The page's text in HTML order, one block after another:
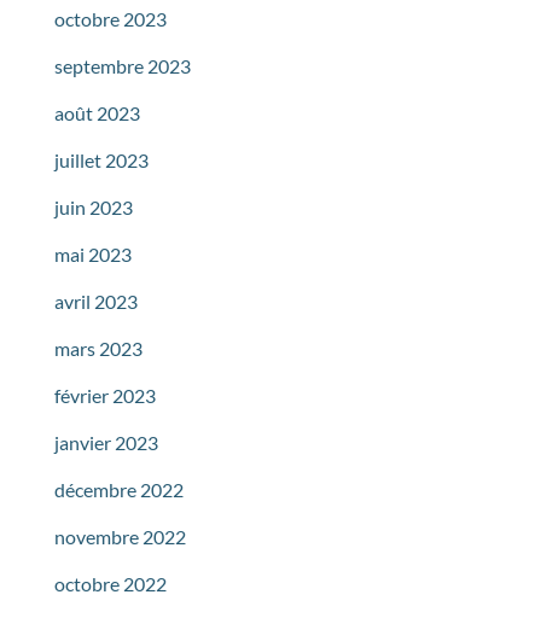
octobre 2023
septembre 2023
août 2023
juillet 2023
juin 2023
mai 2023
avril 2023
mars 2023
février 2023
janvier 2023
décembre 2022
novembre 2022
octobre 2022